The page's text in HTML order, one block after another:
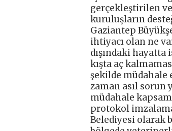
gerçekleştirilen
kuruluşların
Gaziantep
ihtiyacı olan ne
dışındaki
kışta aç
şekilde müdahale
zaman asıl sorun
müdahale
protokol
Belediyesi olarak